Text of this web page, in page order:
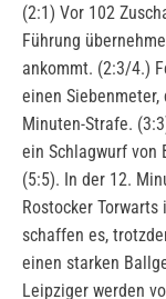
(2:1) Vor 102
Führung
ankommt. (2:3/4.)
einen
Minuten-Strafe.
ein Schlagwurf von
(5:5). In der 12.
Rostocker
schaffen es,
einen starken
Leipziger werden